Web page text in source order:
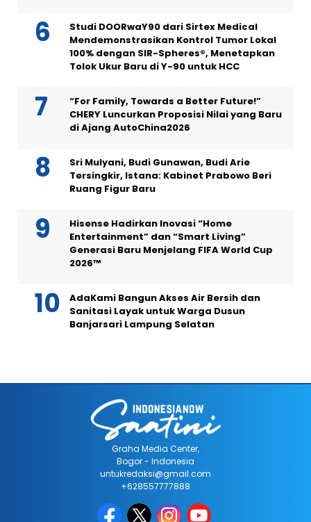
Studi DOORwaY90 dari Sirtex Medical
Mendemonstrasikan Kontrol Tumor Lokal
100% dengan SIR-Spheres®, Menetapkan
Tolok Ukur Baru di Y-90 untuk HCC
“For Family, Towards a Better Future!”
CHERY Luncurkan Proposisi Nilai yang Baru
di Ajang AutoChina2026
Sri Mulyani, Budi Gunawan, Budi Arie
Tersingkir, Istana: Kabinet Prabowo Beri
Ruang Figur Baru
Hisense Hadirkan Inovasi “Home
Entertainment” dan “Smart Living”
Generasi Baru Menjelang FIFA World Cup
2026™
AdaKami Bangun Akses Air Bersih dan
Sanitasi Layak untuk Warga Dusun
Banjarsari Lampung Selatan
Graha Media Center,
Bogor - Indonesia
untukredaksi@gmail.com
+628557777888